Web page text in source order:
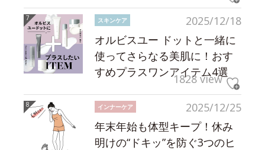
2025/12/18
スキンケア
オルビスユー ドットと一緒に
使ってさらなる美肌に！おす
すめプラスワンアイテム4選
1828 view
2025/12/25
インナーケア
年末年始も体型キープ！休み
明けの“ドキッ”を防ぐ3つのヒ